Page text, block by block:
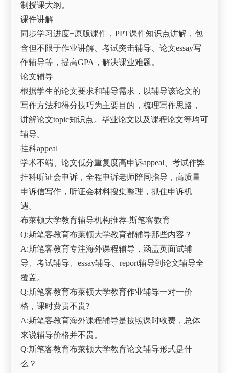
制授课大纲。
课件讲解
同步学习进度+原版课件，PPT课件知识点讲解，包
含但不限于作业讲解、考试突击辅导、论文essay写
作辅导等，提高GPA，解决课业难题。
论文辅导
根据学生的论文要求和辅导需求，以辅导该论文的
写作方法和得分技巧为主要目的，梳理写作思路，
讲解论文topic知识点。毕业论文以及课程论文等均可
辅导。
挂科appeal
学术不端、论文低分重复度高申诉appeal、考试作弊
挂科听证会申诉，全程申诉老师陪同指导，高质量
申诉信写作，听证会材料搜集整理，抓住申诉机
遇。
布莱顿大学教育辅导机构推荐-斯笔客教育
Q:斯笔客教育布莱顿大学教育都辅导那些内容？
A:斯笔客教育专注海外课程辅导，涵盖英面试辅
导、考试辅导、essay辅导、report辅导到论文辅导全
覆盖。
Q:斯笔客教育布莱顿大学教育作业辅导一对一价
格，课时费贵不贵?
A:斯笔客教育海外课程辅导是按照课时收费，总体
来说辅导价格并不贵。
Q:斯笔客教育布莱顿大学教育论文辅导形式是什
么？